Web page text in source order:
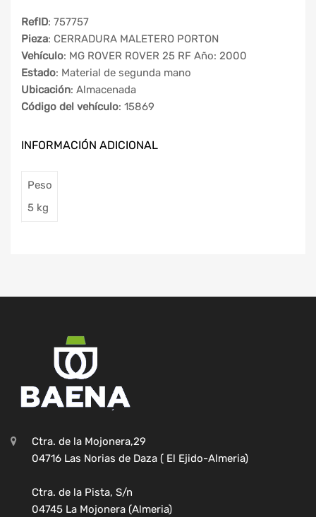
RefID: 757757
Pieza: CERRADURA MALETERO PORTON
Vehículo: MG ROVER ROVER 25 RF Año: 2000
Estado: Material de segunda mano
Ubicación: Almacenada
Código del vehículo: 15869
INFORMACIÓN ADICIONAL
Peso
5 kg
Ctra. de la Mojonera,29
04716 Las Norias de Daza ( El Ejido-Almeria)
Ctra. de la Pista, S/n
04745 La Mojonera (Almeria)